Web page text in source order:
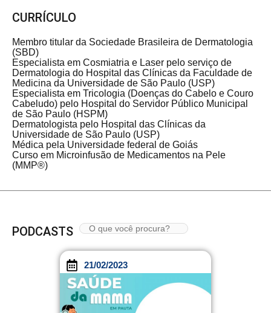
CURRÍCULO
Membro titular da Sociedade Brasileira de Dermatologia
(SBD)
Especialista em Cosmiatria e Laser pelo serviço de
Dermatologia do Hospital das Clínicas da Faculdade de
Medicina da Universidade de São Paulo (USP)
Especialista em Tricologia (Doenças do Cabelo e Couro
Cabeludo) pelo Hospital do Servidor Público Municipal
de São Paulo (HSPM)
Dermatologista pelo Hospital das Clínicas da
Universidade de São Paulo (USP)
Médica pela Universidade federal de Goiás
Curso em Microinfusão de Medicamentos na Pele
(MMP®️)
PODCASTS
21/02/2023